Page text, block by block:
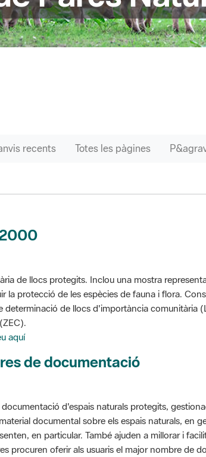
recents Totes les pàgines
de llocs protegits. Inclou una mostra
la protecció de les espècies de fauna i flora.
determinació de llocs d'importància comunitària
aquí
de documentació
d'espais naturals protegits,
documental sobre els espais naturals, en
en particular. També ajuden a millorar i
procuren oferir als usuaris el major nombre de